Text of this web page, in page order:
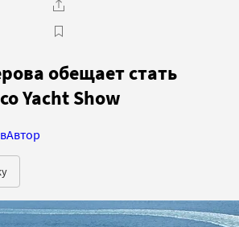
обещает стать
Yacht Show
Автор